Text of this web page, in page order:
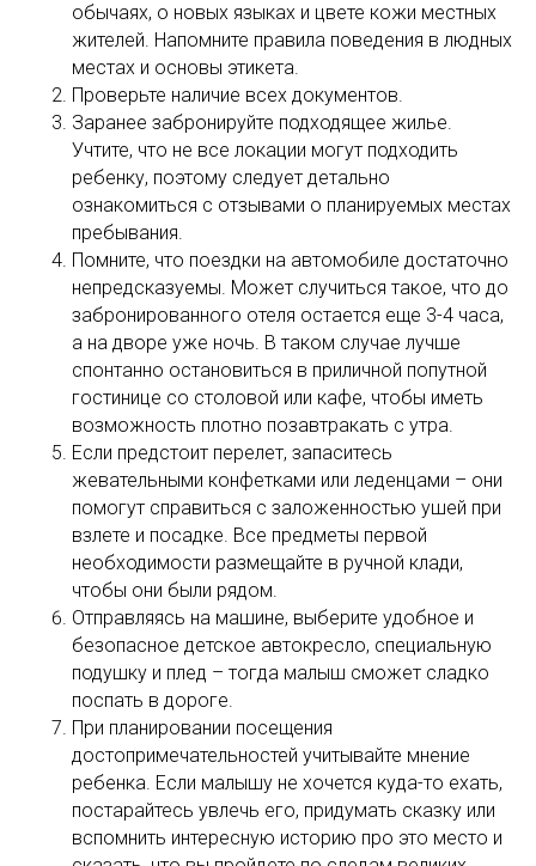
обычаях, о новых языках и цвете кожи местных
жителей. Напомните правила поведения в людных
местах и основы этикета.
Проверьте наличие всех документов.
Заранее забронируйте подходящее жилье.
Учтите, что не все локации могут подходить
ребенку, поэтому следует детально
ознакомиться с отзывами о планируемых местах
пребывания.
Помните, что поездки на автомобиле достаточно
непредсказуемы. Может случиться такое, что до
забронированного отеля остается еще 3-4 часа,
а на дворе уже ночь. В таком случае лучше
спонтанно остановиться в приличной попутной
гостинице со столовой или кафе, чтобы иметь
возможность плотно позавтракать с утра.
Если предстоит перелет, запаситесь
жевательными конфетками или леденцами – они
помогут справиться с заложенностью ушей при
взлете и посадке. Все предметы первой
необходимости размещайте в ручной клади,
чтобы они были рядом.
Отправляясь на машине, выберите удобное и
безопасное детское автокресло, специальную
подушку и плед – тогда малыш сможет сладко
поспать в дороге.
При планировании посещения
достопримечательностей учитывайте мнение
ребенка. Если малышу не хочется куда-то ехать,
постарайтесь увлечь его, придумать сказку или
вспомнить интересную историю про это место и